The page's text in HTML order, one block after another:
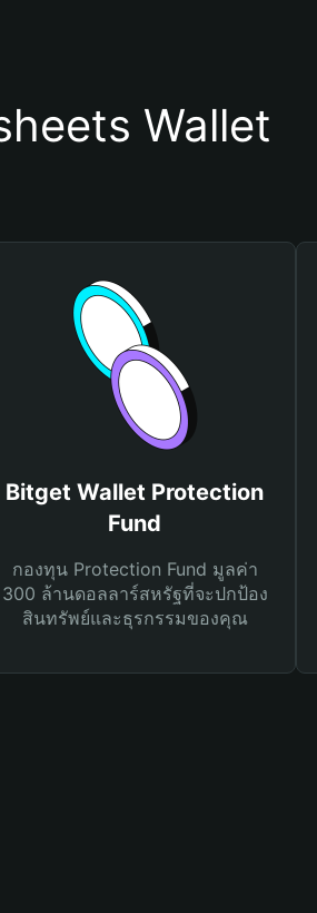
Wallet
Bitget Wallet Protection
Fund
กองทุน Protection Fund มูลค่า
300 ล้านดอลลาร์สหรัฐที่จะปกป้อง
สินทรัพย์และธุรกรรมของคุณ